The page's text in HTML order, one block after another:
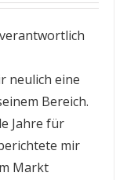
neulich eine
Bereich.
Jahre für
mir
Markt